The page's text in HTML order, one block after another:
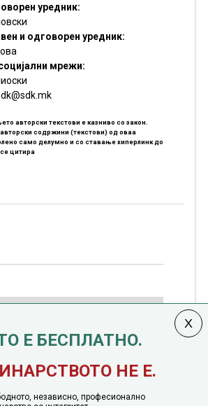
уредник:
и одговорен уредник:
мрежи:
авторски текстови е казниво со закон.
содржини (текстови) од оваа
само делумно и со ставање хиперлинк до
цитира
Е БЕСПЛАТНО.
НЕ Е.
независно, професионално